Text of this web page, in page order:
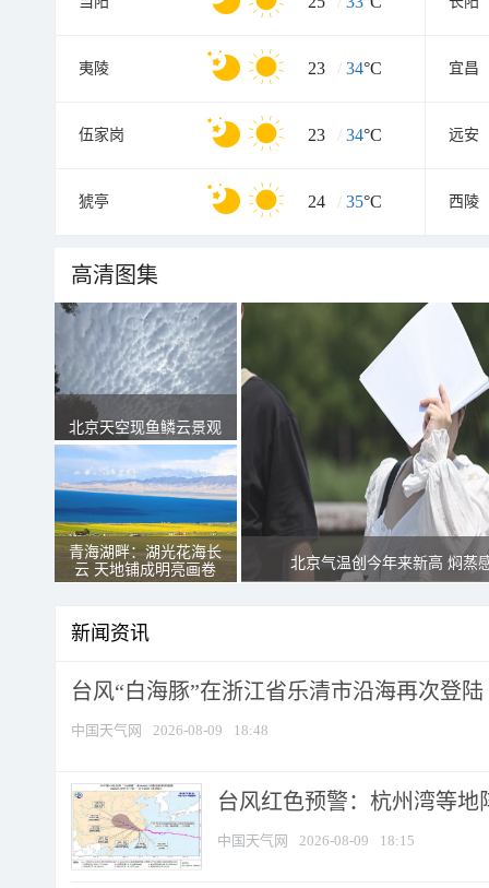
夷陵 23 / 34°C 宜昌
伍家岗 23 / 34°C 远安
猇亭 24 / 35°C 西陵
高清图集
北京天空现鱼鳞云景观
青海湖畔：湖光花海长
云 天地铺成明亮画卷
北京气温创今年来新高 焖蒸
新闻资讯
台风“白海豚”在浙江省乐清市沿海再次登陆
中国天气网 2026-08-09 18:48
台风红色预警：杭州湾等地
中国天气网 2026-08-09 18:15